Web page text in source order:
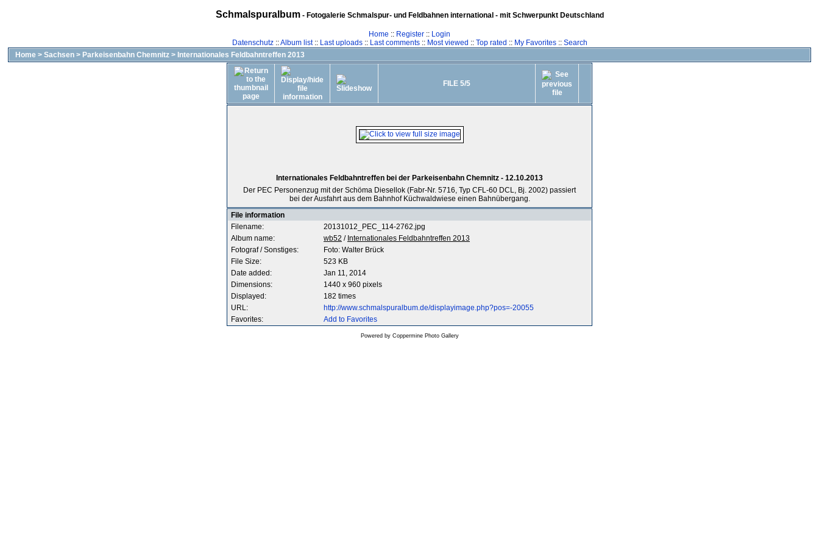
Schmalspuralbum- Fotogalerie Schmalspur- und Feldbahnen international - mit Schwerpunkt Deutschland
Home :: Register :: Login
Datenschutz::Album list:: Last uploads:: Last comments:: Most viewed :: Top rated :: My Favorites:: Search
Home > Sachsen > Parkeisenbahn Chemnitz > Internationales Feldbahntreffen 2013
FILE 5/5
Internationales Feldbahntreffen bei der Parkeisenbahn Chemnitz - 12.10.2013
Der PEC Personenzug mit der Schöma Diesellok (Fabr-Nr. 5716, Typ CFL-60 DCL, Bj. 2002) passiert
bei der Ausfahrt aus dem Bahnhof Küchwaldwiese einen Bahnübergang.
File information
Filename:
20131012_PEC_114-2762.jpg
Album name:
wb52 / Internationales Feldbahntreffen 2013
Fotograf / Sonstiges:
Foto: Walter Brück
File Size:
523 KB
Date added:
Jan 11, 2014
Dimensions:
1440 x 960 pixels
Displayed:
182 times
URL:
http://www.schmalspuralbum.de/displayimage.php?pos=-20055
Favorites:
Add to Favorites
Powered by Coppermine Photo Gallery